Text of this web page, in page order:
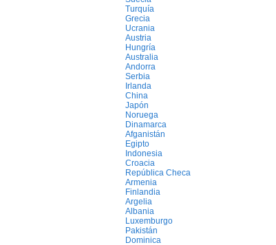
Turquía
Grecia
Ucrania
Austria
Hungría
Australia
Andorra
Serbia
Irlanda
China
Japón
Noruega
Dinamarca
Afganistán
Egipto
Indonesia
Croacia
República Checa
Armenia
Finlandia
Argelia
Albania
Luxemburgo
Pakistán
Dominica